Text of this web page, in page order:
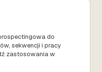
do
sekwencji i pracy
zastosowania w